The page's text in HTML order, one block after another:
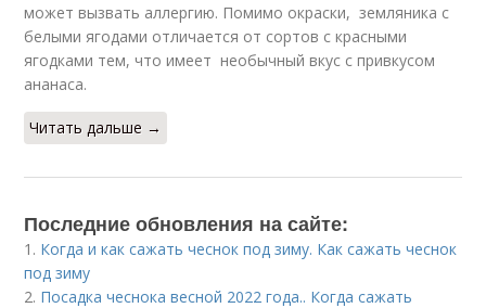
может вызвать аллергию. Помимо окраски, земляника с
белыми ягодами отличается от сортов с красными
ягодками тем, что имеет необычный вкус с привкусом
ананаса.
Читать дальше →
Последние обновления на сайте:
1. Когда и как сажать чеснок под зиму. Как сажать чеснок
под зиму
2. Посадка чеснока весной 2022 года.. Когда сажать